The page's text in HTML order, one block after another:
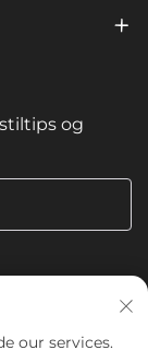
og
our services.